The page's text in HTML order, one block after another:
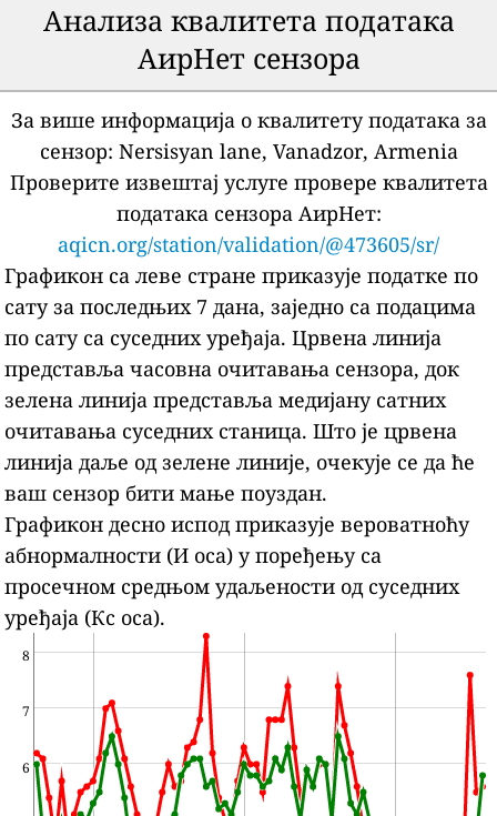
Анализа квалитета података
АирНет сензора
За више информација о квалитету података за
сензор: Nersisyan lane, Vanadzor, Armenia
Проверите извештај услуге провере квалитета
података сензора АирНет:
aqicn.org/station/validation/@473605/sr/
Графикон са леве стране приказује податке по
сату за последњих 7 дана, заједно са подацима
по сату са суседних уређаја. Црвена линија
представља часовна очитавања сензора, док
зелена линија представља медијану сатних
очитавања суседних станица. Што је црвена
линија даље од зелене линије, очекује се да ће
ваш сензор бити мање поуздан.
Графикон десно испод приказује вероватноћу
абнормалности (И оса) у поређењу са
просечном средњом удаљености од суседних
уређаја (Кс оса).
6
7
8